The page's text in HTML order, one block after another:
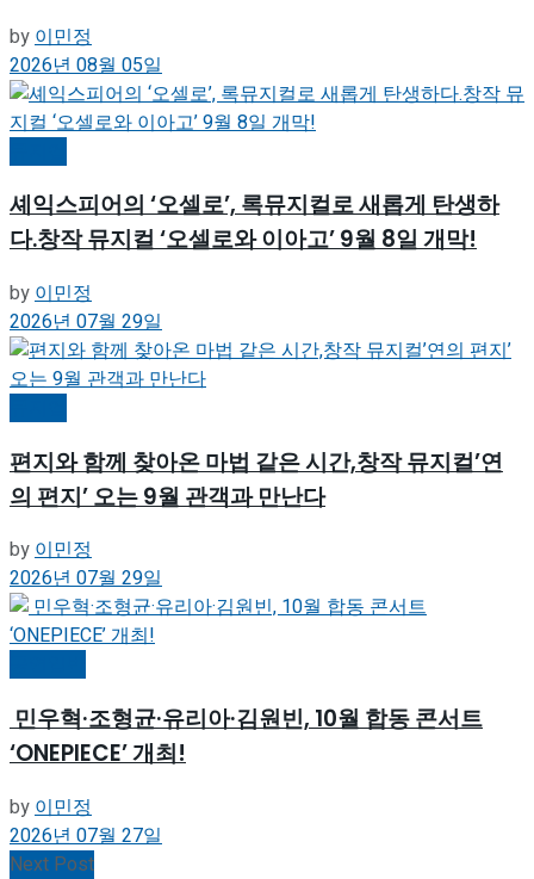
by 이민정
2026년 08월 05일
셰익스피어의 ‘오셀로’, 록뮤지컬로 새롭게 탄생하
다.창작 뮤지컬 ‘오셀로와 이아고’ 9월 8일 개막!
by이민정
2026년 07월 29일
편지와 함께 찾아온 마법 같은 시간,창작 뮤지컬’연
의 편지’ 오는 9월 관객과 만난다
by이민정
2026년 07월 29일
민우혁·조형균·유리아·김원빈, 10월 합동 콘서트
‘ONEPIECE’ 개최!
by이민정
2026년 07월 27일
Next Post